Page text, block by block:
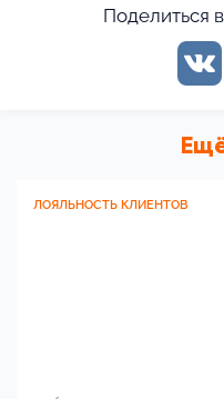
Поделиться
ЛОЯЛЬНОСТЬ КЛИЕНТОВ